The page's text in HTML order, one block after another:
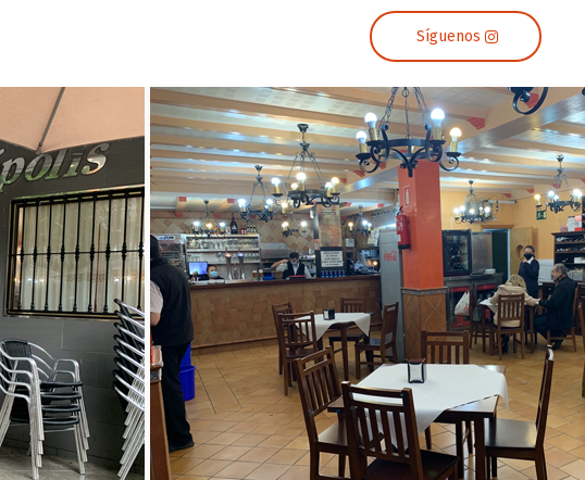
Síguenos